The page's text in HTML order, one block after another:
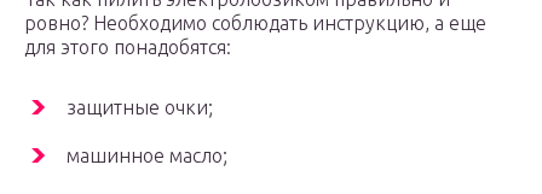
ровно? Необходимо соблюдать инструкцию, а еще
для этого понадобятся:
защитные очки;
машинное масло;